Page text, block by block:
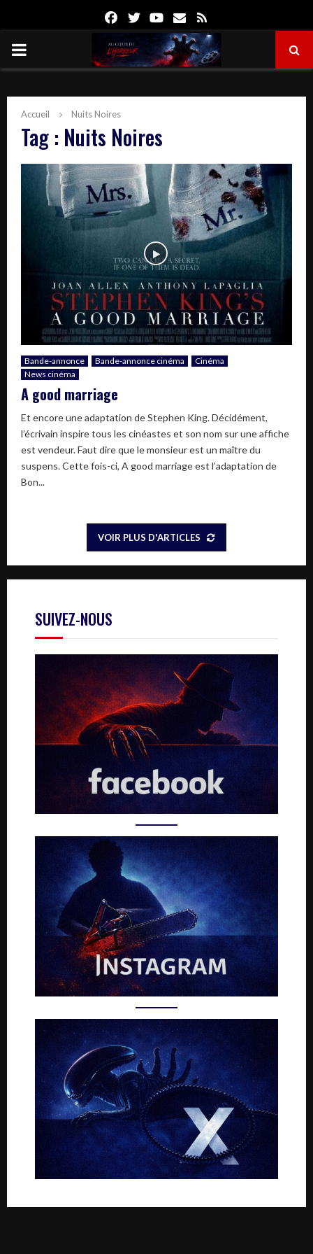
FacebookTwitterYoutube
Email
PRIMARY
Accueil Nuits Noires
Tag : Nuits Noires
Bande-annonce Bande-annonce cinéma
Cinéma
News cinéma
A good marriage
Et encore une adaptation de Stephen King. Décidément,
l’écrivain inspire tous les cinéastes et son nom sur une affiche
est vendeur. Faut dire que le monsieur est un maître du
suspens. Cette fois-ci, A good marriage est l’adaptation de
Bon...
VOIR PLUS D'ARTICLES
SUIVEZ-NOUS